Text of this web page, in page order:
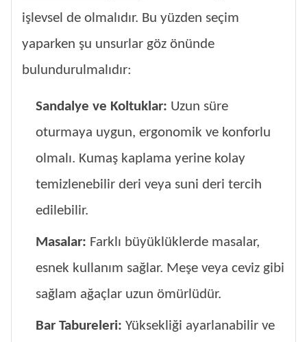
işlevsel de olmalıdır. Bu yüzden seçim
yaparken şu unsurlar göz önünde
bulundurulmalıdır:
Sandalye ve Koltuklar: Uzun süre
oturmaya uygun, ergonomik ve konforlu
olmalı. Kumaş kaplama yerine kolay
temizlenebilir deri veya suni deri tercih
edilebilir.
Masalar: Farklı büyüklüklerde masalar,
esnek kullanım sağlar. Meşe veya ceviz gibi
sağlam ağaçlar uzun ömürlüdür.
Bar Tabureleri: Yüksekliği ayarlanabilir ve